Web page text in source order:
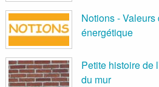
Notions -
énergétique
Petite histoire de
du mur